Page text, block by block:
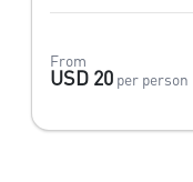
From
USD 20 per person